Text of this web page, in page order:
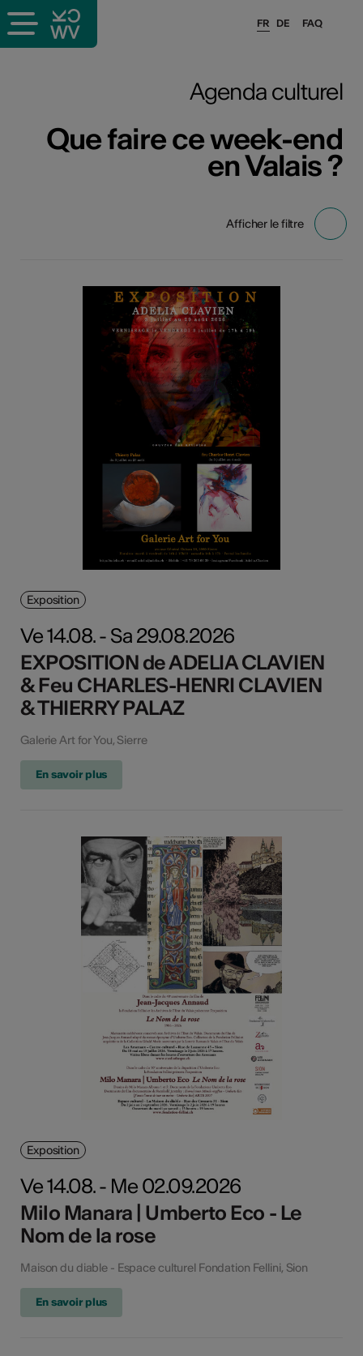
FAQ
FR DE
Agenda culturel
Que faire ce week-end
en Valais ?
Afficher le filtre
Exposition
Ve 14.08. - Sa 29.08.2026
EXPOSITION de ADELIA CLAVIEN
& Feu CHARLES-HENRI CLAVIEN
& THIERRY PALAZ
Galerie Art for You, Sierre
En savoir plus
Exposition
Ve 14.08. - Me 02.09.2026
Milo Manara | Umberto Eco - Le
Nom de la rose
Maison du diable - Espace culturel Fondation Fellini, Sion
En savoir plus